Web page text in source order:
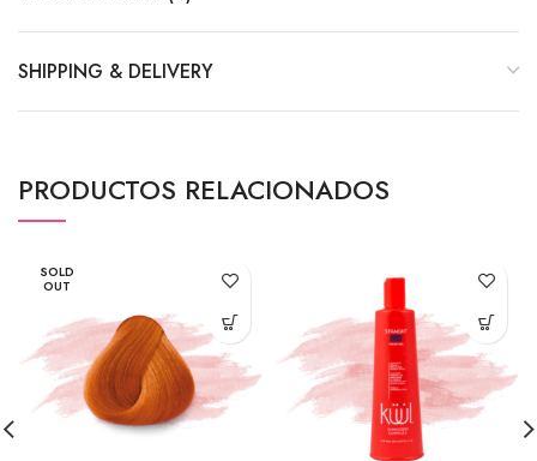
SHIPPING & DELIVERY
PRODUCTOS RELACIONADOS
SOLD
OUT